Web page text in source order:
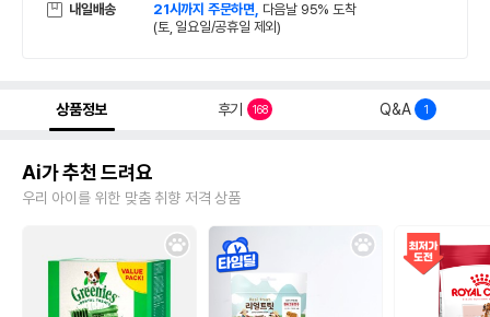
내일배송 21시까지 주문하면, 다음날 95% 도착
(토, 일요일/공휴일 제외)
상품정보 후기 168 Q&A 1
Ai가 추천 드려요
우리 아이를 위한 맞춤 취향 저격 상품